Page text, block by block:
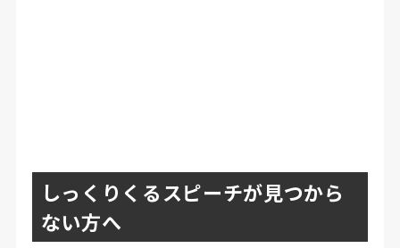
しっくりくるスピーチが見つから
ない方へ